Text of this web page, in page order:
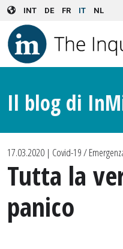
Skip to main content
INT DE FR IT NL
Il blog di
17.03.2020 | Covid-19 /
Tutta la
panico